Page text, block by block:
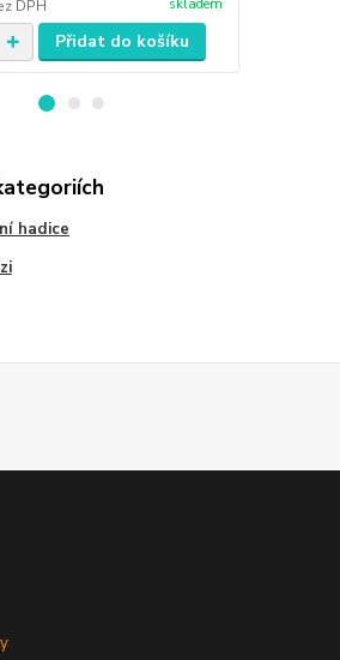
DPH skladem
Přidat do košíku
hadice